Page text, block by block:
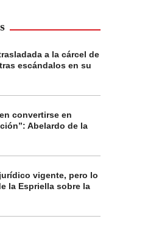
a la cárcel de
escándalos en su
convertirse en
Abelardo de la
vigente, pero lo
la Espriella sobre la